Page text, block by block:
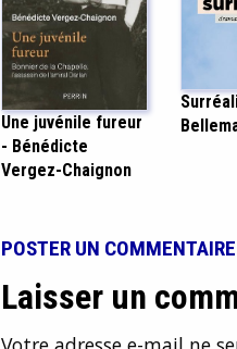
Une juvénile fureur
- Bénédicte
Vergez-Chaignon
POSTER UN COMMENTAIRE
Laisser un